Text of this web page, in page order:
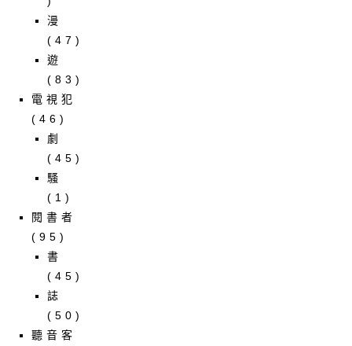
漫
(47)
遊
(83)
電視犯
(46)
劇
(45)
騷
(1)
閱書者
(95)
書
(45)
誌
(50)
聽音客